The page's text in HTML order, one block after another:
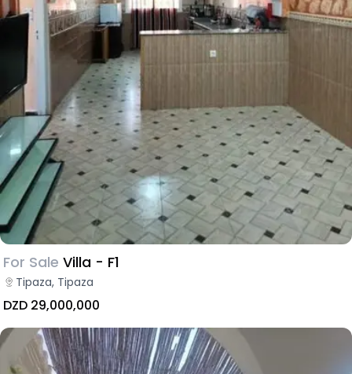
For Sale Villa - F1
Tipaza, Tipaza
DZD 29,000,000